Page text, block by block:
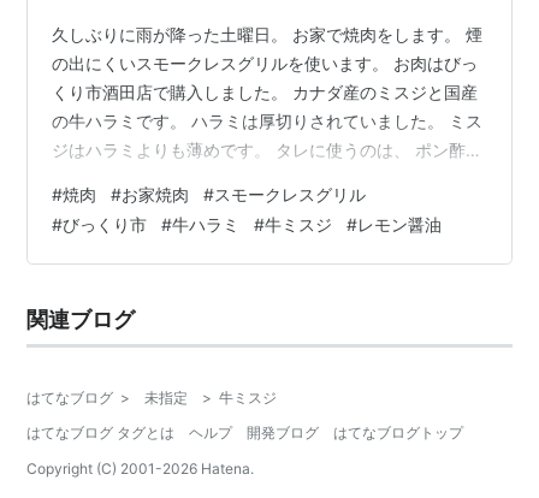
久しぶりに雨が降った土曜日。 お家で焼肉をします。 煙
の出にくいスモークレスグリルを使います。 お肉はびっ
くり市酒田店で購入しました。 カナダ産のミスジと国産
の牛ハラミです。 ハラミは厚切りされていました。 ミス
ジはハラミよりも薄めです。 タレに使うのは、 ポン酢と
す。 焼肉グリルをセットします。 温度が上がるまで待ち
ます。 230度まで上がってから食材を並べます。ファン
もスイッチオン。初めて使ったときは ファンのスイッチ
かかっていました。 それでもしっかり余熱で温めておく
とお肉も気にならないス…
#焼肉 #お家焼肉 #スモークレスグリル
#びっくり市 #牛ハラミ #牛ミスジ #レモン醤油
関連ブログ
はてなブログ > 未指定 > 牛ミスジ
はてなブログ タグとは
ヘルプ 開発ブログ
はてなブログトップ
Copyright (C) 2001-2026 Hatena.